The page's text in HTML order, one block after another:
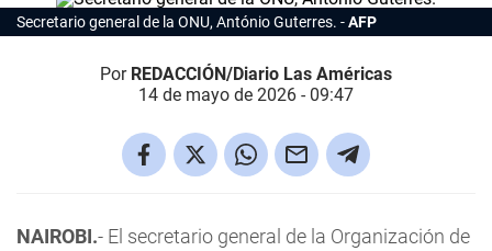
Secretario general de la ONU, António Guterres. AFP
Por REDACCIÓN/Diario Las Américas
14 de mayo de 2026 - 09:47
NAIROBI.- El secretario general de la Organización de